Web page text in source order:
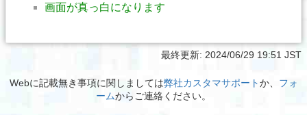
画面が真っ白になります
最終更新: 2024/06/29 19:51 JST
Webに記載無き事項に関しましては弊社カスタマサポートか、 フォ
ームからご連絡ください。